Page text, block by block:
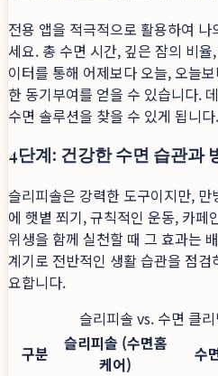
전용 앱을 적극적으로 활용하여
세요. 총 수면 시간, 깊은 잠의 비
이터를 통해 어제보다 오늘, 오늘
한 동기부여를 얻을 수 있습니다.
수면 솔루션을 찾을 수 있게 됩니다.
4단계: 건강한 수면 습관과
슬리피솔은 강력한 도구이지만,
에 햇볕 쬐기, 규칙적인 운동, 카페
위생을 함께 실천할 때 그 효과는
계기로 전반적인 생활 습관을 점
요합니다.
슬리피솔 vs. 수면 클
구분
슬리피솔 (수면홈
케어)
수